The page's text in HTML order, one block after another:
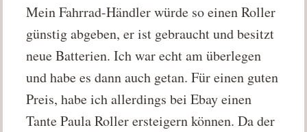
Mein Fahrrad-Händler würde so einen Roller
günstig abgeben, er ist gebraucht und besitzt
neue Batterien. Ich war echt am überlegen
und habe es dann auch getan. Für einen guten
Preis, habe ich allerdings bei Ebay einen
Tante Paula Roller ersteigern können. Da der